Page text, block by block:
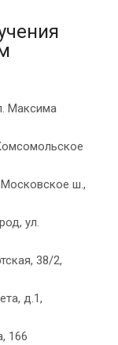
Максима
ш.,
ул.
38/2,
д.1,
166